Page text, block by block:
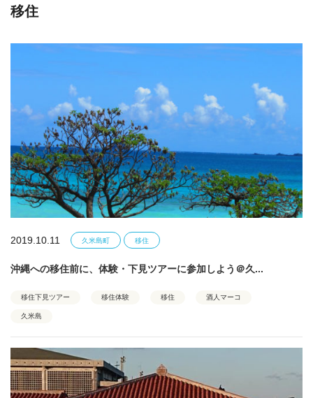
移住
2019.10.11 久米島町 移住
沖縄への移住前に、体験・下見ツアーに参加しよう＠久...
移住下見ツアー 移住体験 移住 酒人マーコ
久米島